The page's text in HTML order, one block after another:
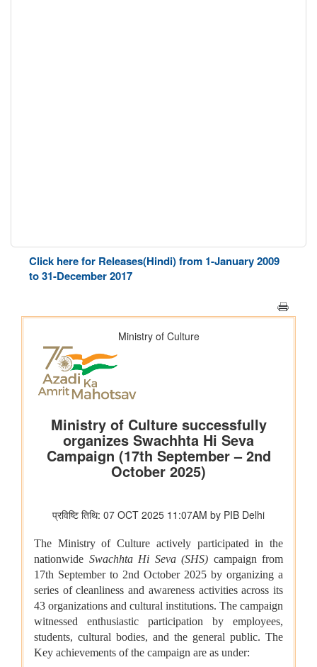
Click here for Releases(Hindi) from 1-January 2009
to 31-December 2017